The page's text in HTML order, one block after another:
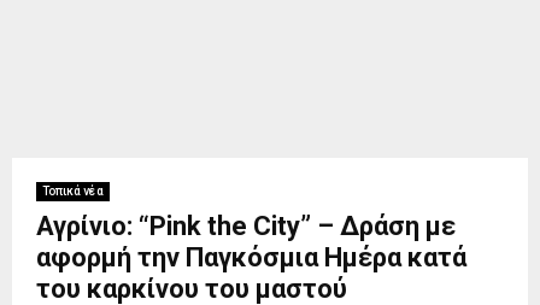
Τοπικά νέα
Αγρίνιο: “Pink the City” – Δράση με
αφορμή την Παγκόσμια Ημέρα κατά
του καρκίνου του μαστού